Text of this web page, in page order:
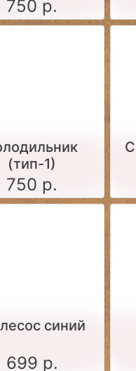
750 р.
(тип-1)
750 р.
синий
699 р.